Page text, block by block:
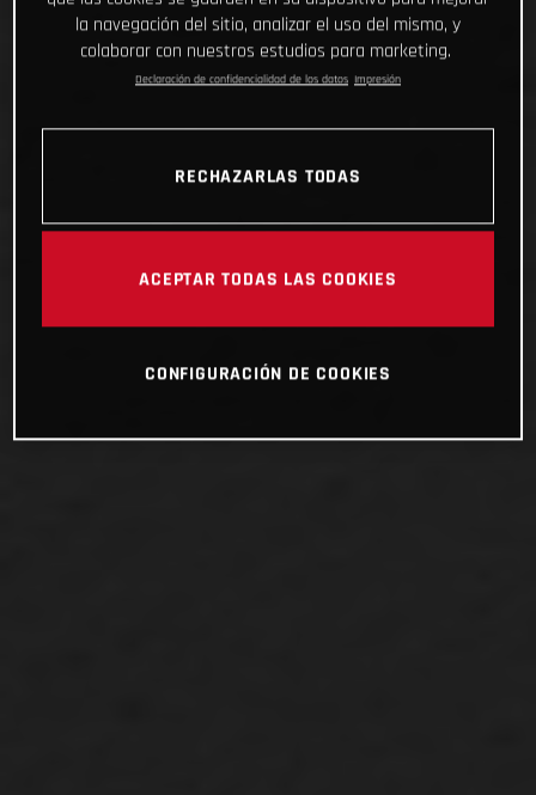
la navegación del sitio, analizar el uso del mismo, y
colaborar con nuestros estudios para marketing.
Declaración de confidencialidad de los datos Impresión
RECHAZARLAS TODAS
ACEPTAR TODAS LAS COOKIES
CONFIGURACIÓN DE COOKIES